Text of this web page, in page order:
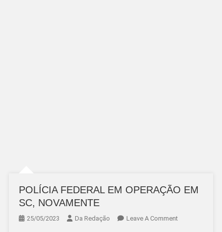
POLÍCIA FEDERAL EM OPERAÇÃO EM
SC, NOVAMENTE
25/05/2023 Da Redação Leave A CommentOn